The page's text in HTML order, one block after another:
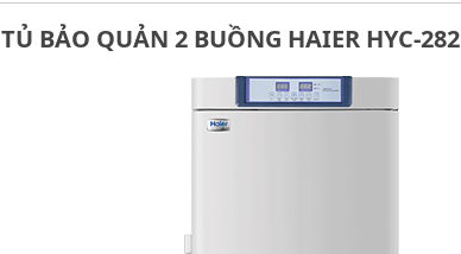
TỦ BẢO QUẢN 2 BUỒNG HAIER HYC-282